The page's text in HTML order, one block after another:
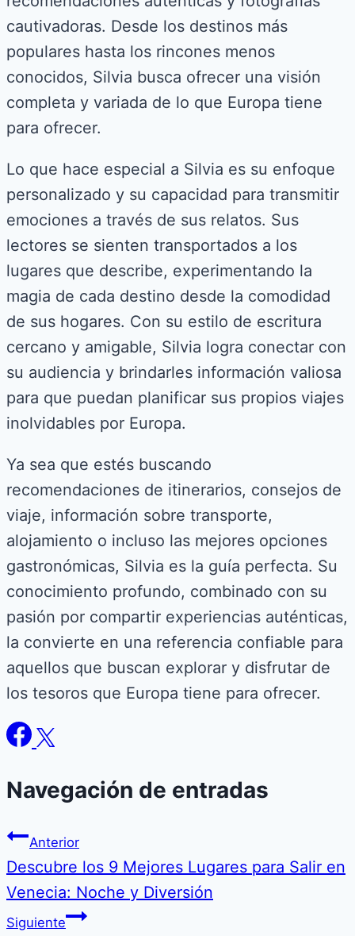
cautivadoras. Desde los destinos más
populares hasta los rincones menos
conocidos, Silvia busca ofrecer una visión
completa y variada de lo que Europa tiene
para ofrecer.
Lo que hace especial a Silvia es su enfoque
personalizado y su capacidad para transmitir
emociones a través de sus relatos. Sus
lectores se sienten transportados a los
lugares que describe, experimentando la
magia de cada destino desde la comodidad
de sus hogares. Con su estilo de escritura
cercano y amigable, Silvia logra conectar con
su audiencia y brindarles información valiosa
para que puedan planificar sus propios viajes
inolvidables por Europa.
Ya sea que estés buscando
recomendaciones de itinerarios, consejos de
viaje, información sobre transporte,
alojamiento o incluso las mejores opciones
gastronómicas, Silvia es la guía perfecta. Su
conocimiento profundo, combinado con su
pasión por compartir experiencias auténticas,
la convierte en una referencia confiable para
aquellos que buscan explorar y disfrutar de
los tesoros que Europa tiene para ofrecer.
Navegación de entradas
Anterior
Descubre los 9 Mejores Lugares para Salir en
Venecia: Noche y Diversión
Siguiente